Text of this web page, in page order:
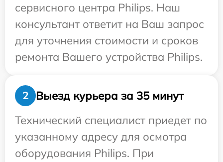
сервисного центра Philips. Наш
консультант ответит на Ваш запрос
для уточнения стоимости и сроков
ремонта Вашего устройства Philips.
2
Выезд курьера за 35 минут
Технический специалист приедет по
указанному адресу для осмотра
оборудования Philips. При